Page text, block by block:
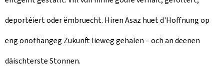
deportéiert oder ëmbruecht. Hiren Asaz huet d'Hoffnung op
eng onofhängeg Zukunft lieweg gehalen – och an deenen
däischterste Stonnen.